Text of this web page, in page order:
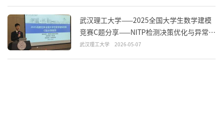
武汉理工大学——2025全国大学生数学建模
竞赛C题分享——NITP检测决策优化与异常识
别
武汉理工大学 2026-05-07